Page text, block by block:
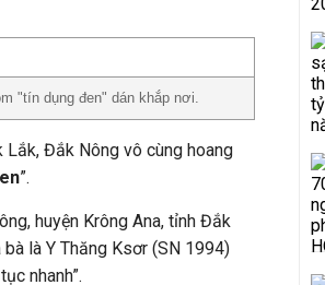
"tín dụng đen" dán khắp nơi.
Lắk, Đắk Nông vô cùng hoang
”.
huyện Krông Ana, tỉnh Đắk
là Y Thăng Ksơr (SN 1994)
nhanh”.